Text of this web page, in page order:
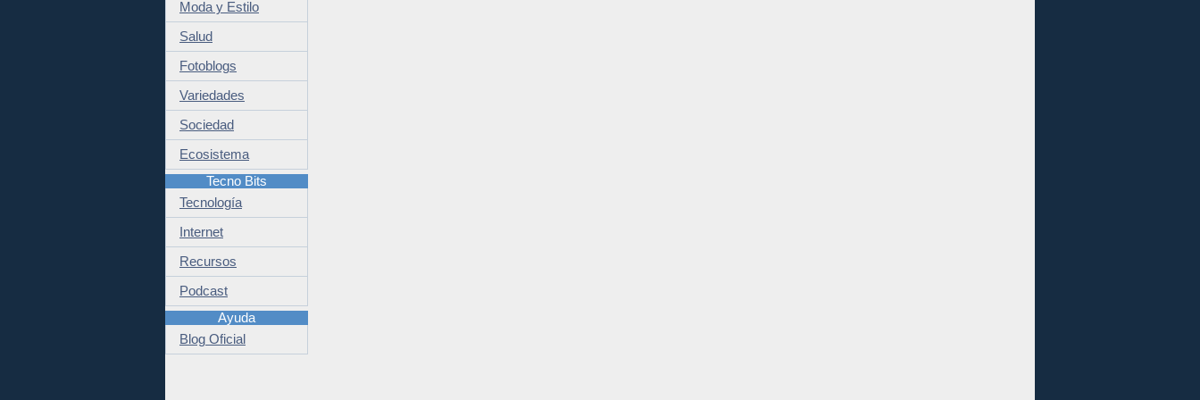
Moda y Estilo
Salud
Fotoblogs
Variedades
Sociedad
Ecosistema
Tecno Bits
Tecnología
Internet
Recursos
Podcast
Ayuda
Blog Oficial